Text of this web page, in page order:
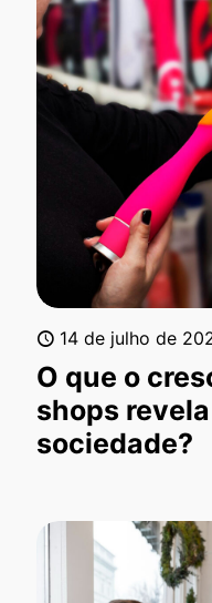
14 de julho de
O que o
shops
sociedade?